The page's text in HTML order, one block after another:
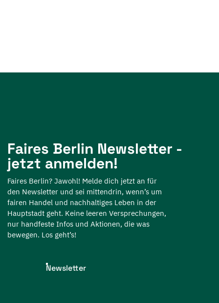
Faires Berlin Newsletter -
jetzt anmelden!
Faires Berlin? Jawohl! Melde dich jetzt an für
den Newsletter und sei mittendrin, wenn’s um
fairen Handel und nachhaltiges Leben in der
Hauptstadt geht. Keine leeren Versprechungen,
nur handfeste Infos und Aktionen, die was
bewegen. Los geht’s!
Newsletter